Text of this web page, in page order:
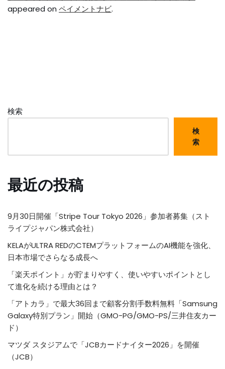
appeared on ペイメントナビ.
検索
検
索
最近の投稿
9月30日開催「Stripe Tour Tokyo 2026」参加者募集（スト
ライプジャパン株式会社）
KELAがULTRA REDのCTEMプラットフォームのAI機能を強化、
日本市場でさらなる成長へ
「楽天ポイント」が貯まりやすく、使いやすいポイントとし
て進化を続ける理由とは？
「アトカラ」で最大36回まで顧客分割手数料無料「Samsung
Galaxy特別プラン」開始（GMO-PG/GMO-PS/三井住友カー
ド）
マツダ スタジアムで「JCBカードナイター2026」を開催
（JCB）